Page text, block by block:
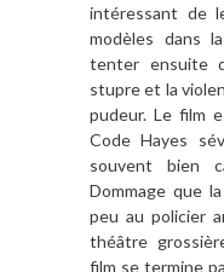
intéressant de
modèles dans
tenter ensuite
stupre et la
pudeur. Le film
Code Hayes
souvent bien
Dommage que
peu au policier
théâtre
film se termine